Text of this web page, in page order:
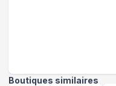
Boutiques similaires